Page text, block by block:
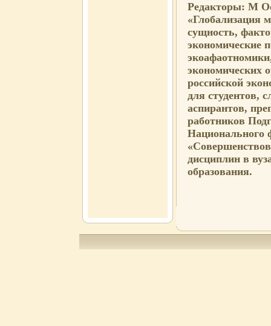
Редакторы: М
«Глобализация
сущность,
экономические
экономических
российской
для студентов,
аспирантов,
работников
Национального
дисциплин в
образования.